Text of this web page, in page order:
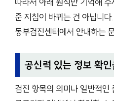
따라서 아래 원칙만 기억해
준 지침이 바뀌는 건 아닙니
동부검진센터에서 안내하는
공신력 있는 정보 확
검진 항목의 의미나 일반적인